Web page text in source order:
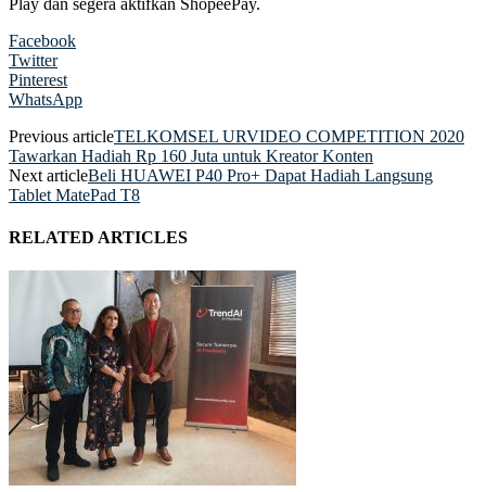
Facebook
Twitter
Pinterest
WhatsApp
Previous articleTELKOMSEL URVIDEO COMPETITION 2020
Tawarkan Hadiah Rp 160 Juta untuk Kreator Konten
Next articleBeli HUAWEI P40 Pro+ Dapat Hadiah Langsung
Tablet MatePad T8
RELATED ARTICLES